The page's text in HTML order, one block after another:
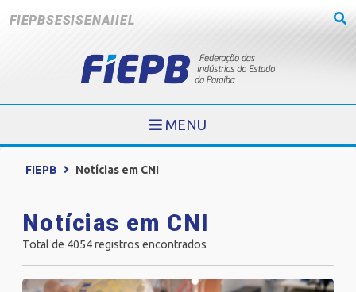
FIEPBSESISENAIIEL
MENU
FIEPB Notícias em CNI
Notícias em CNI
Total de 4054 registros encontrados